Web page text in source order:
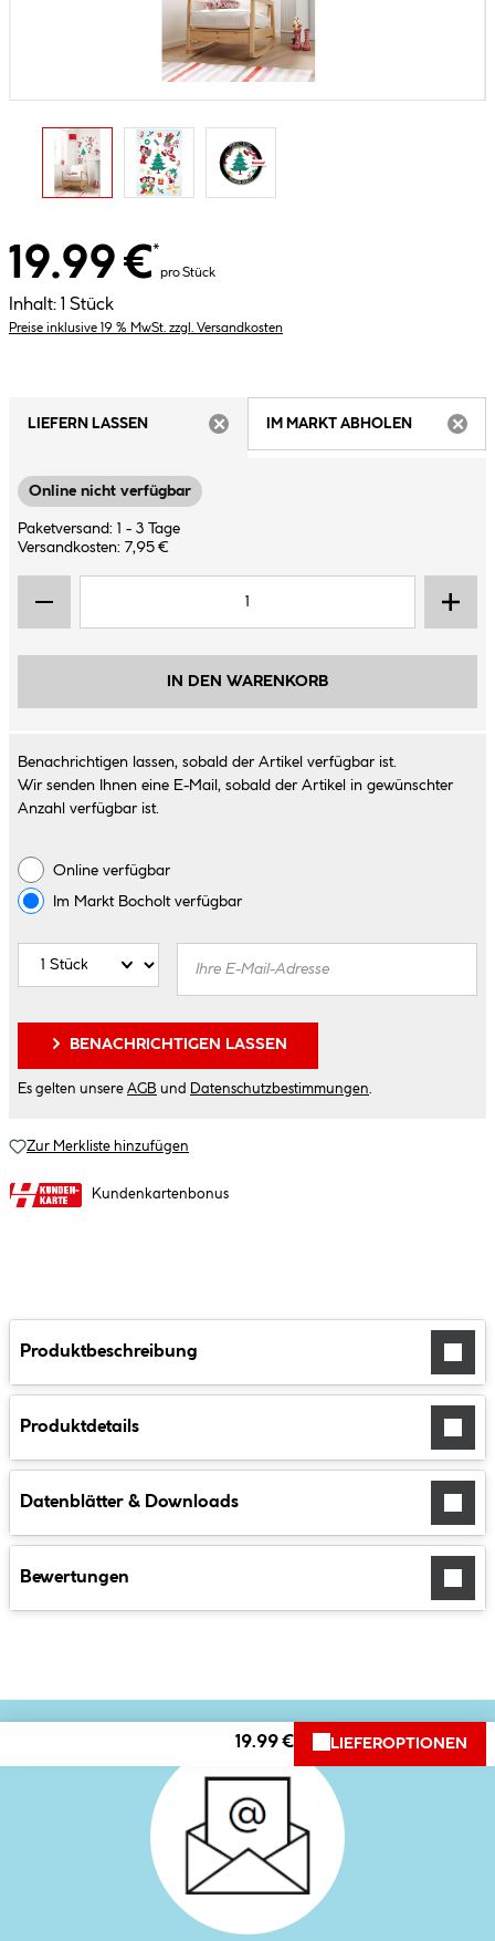
19.99 €*
pro Stück
Inhalt: 1 Stück
Preise inklusive 19 % MwSt. zzgl. Versandkosten
LIEFERN LASSEN
IM MARKT ABHOLEN
Online nicht verfügbar
Paketversand: 1 - 3 Tage
Versandkosten: 7,95 €
IN DEN WARENKORB
Benachrichtigen lassen, sobald der Artikel verfügbar ist.
Wir senden Ihnen eine E-Mail, sobald der Artikel in gewünschter
Anzahl verfügbar ist.
Online verfügbar
Im Markt Bocholtverfügbar
BENACHRICHTIGEN LASSEN
Es gelten unsere AGB und Datenschutzbestimmungen
Zur Merkliste hinzufügen
Kundenkartenbonus
Produktbeschreibung
Produktdetails
Datenblätter & Downloads
Bewertungen
19.99 € LIEFEROPTIONEN